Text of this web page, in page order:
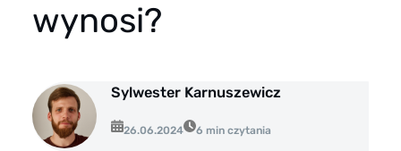
FAQ
O firmie
Case study klientów
Dla mediów
wynosi?
Sylwester Karnuszewicz
26.06.2024 6 min czytania